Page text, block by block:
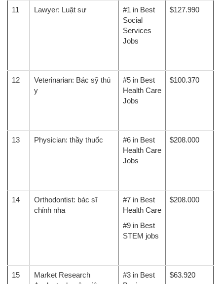
11 Lawyer: Luật sư
#1 in Best
Social
Services
Jobs
$127.990
12
Veterinarian: Bác sỹ thú
y
#5 in Best
Health Care
Jobs
$100.370
13 Physician: thầy thuốc
#6 in Best
Health Care
Jobs
$208.000
14
Orthodontist: bác sĩ
chỉnh nha
#7 in Best
Health Care
#9 in Best
STEM jobs
$208.000
15
Market Research
#3 in Best
$63.920